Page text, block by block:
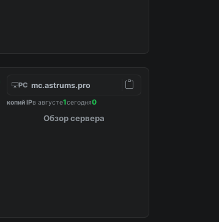
PC mc.astrums.pro
копий IPв августе1сегодня0
Обзор сервера